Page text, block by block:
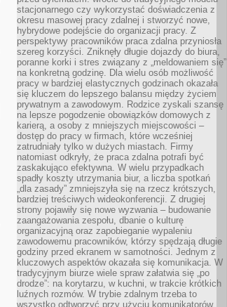
stacjonarnego czy wykorzystać doświadczenia z
okresu masowej pracy zdalnej i stworzyć nowe,
hybrydowe podejście do organizacji pracy. Z
perspektywy pracowników praca zdalna przyniosła
szereg korzyści. Zniknęły długie dojazdy do biura,
poranne korki i stres związany z „meldowaniem się”
na konkretną godzinę. Dla wielu osób możliwość
pracy w bardziej elastycznych godzinach okazała
się kluczem do lepszego balansu między życiem
prywatnym a zawodowym. Rodzice zyskali szansę
na lepsze pogodzenie obowiązków domowych z
karierą, a osoby z mniejszych miejscowości –
dostęp do pracy w firmach, które wcześniej
zatrudniały tylko w dużych miastach. Firmy
natomiast odkryły, że praca zdalna potrafi być
zaskakująco efektywna. W wielu przypadkach
spadły koszty utrzymania biur, a liczba spotkań
„dla zasady” zmniejszyła się na rzecz krótszych,
bardziej treściwych wideokonferencji. Z drugiej
strony pojawiły się nowe wyzwania – budowanie
zaangażowania zespołu, dbanie o kulturę
organizacyjną oraz zapobieganie wypaleniu
zawodowemu pracowników, którzy spędzają długie
godziny przed ekranem w samotności. Jednym z
kluczowych aspektów okazała się komunikacja. W
tradycyjnym biurze wiele spraw załatwia się „po
drodze”: na korytarzu, w kuchni, w trakcie krótkich
luźnych rozmów. W trybie zdalnym trzeba to
wszystko odtworzyć przy użyciu komunikatorów,